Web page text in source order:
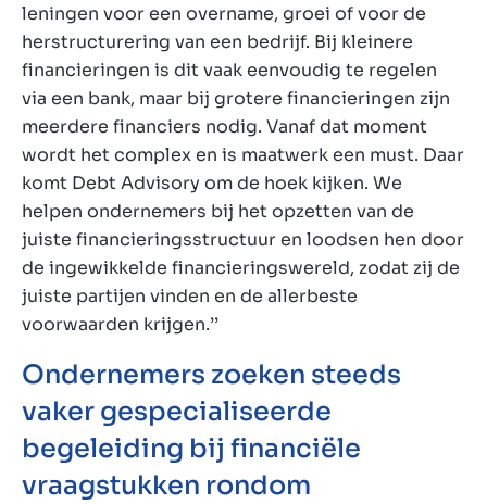
leningen voor een overname, groei of voor de
herstructurering van een bedrijf. Bij kleinere
financieringen is dit vaak eenvoudig te regelen
via een bank, maar bij grotere financieringen zijn
meerdere financiers nodig. Vanaf dat moment
wordt het complex en is maatwerk een must. Daar
komt Debt Advisory om de hoek kijken. We
helpen ondernemers bij het opzetten van de
juiste financieringsstructuur en loodsen hen door
de ingewikkelde financieringswereld, zodat zij de
juiste partijen vinden en de allerbeste
voorwaarden krijgen.’’
Ondernemers zoeken steeds
vaker gespecialiseerde
begeleiding bij financiële
vraagstukken rondom